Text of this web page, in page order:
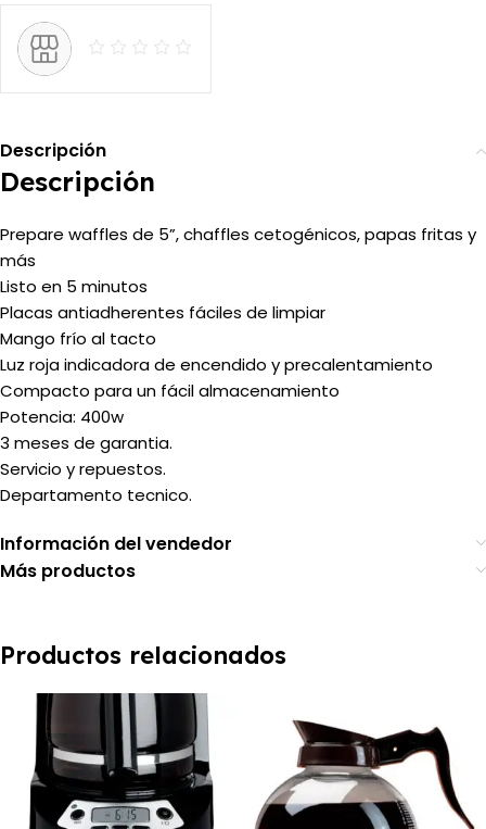
Descripción
Descripción
Prepare waffles de 5”, chaffles cetogénicos, papas fritas y
más
Listo en 5 minutos
Placas antiadherentes fáciles de limpiar
Mango frío al tacto
Luz roja indicadora de encendido y precalentamiento
Compacto para un fácil almacenamiento
Potencia: 400w
3 meses de garantia.
Servicio y repuestos.
Departamento tecnico.
Información del vendedor
Más productos
Productos relacionados